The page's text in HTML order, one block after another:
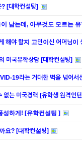
[대학컨설팅]
남는데, 아무것도 모르는
해야 할지 고민이신 어머님이
미국유학상담 [대학컨설팅]
19라는 거대한 벽을 넘어
는 미국경력 [유학생 원격인
성하게! [유학컨설팅 ]
요? [대학컨설팅]